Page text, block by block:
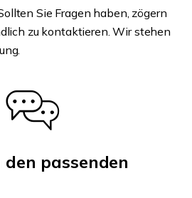
Sie Fragen haben, zögern
zu kontaktieren. Wir stehen
passenden